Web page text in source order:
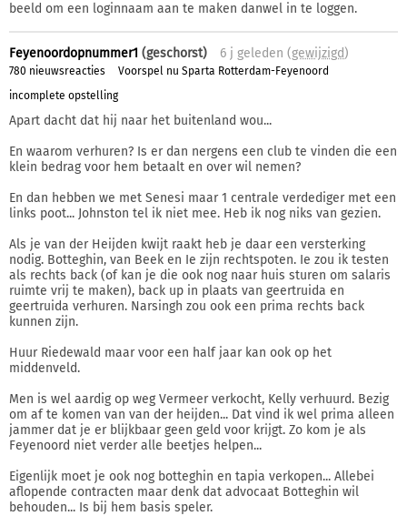
beeld om een loginnaam aan te maken danwel in te loggen.
Feyenoordopnummer1 (geschorst) 6 j geleden (gewijzigd)
780 nieuwsreacties
Voorspel nu Sparta Rotterdam-Feyenoord
incomplete opstelling
Apart dacht dat hij naar het buitenland wou...
En waarom verhuren? Is er dan nergens een club te vinden die een
klein bedrag voor hem betaalt en over wil nemen?
En dan hebben we met Senesi maar 1 centrale verdediger met een
links poot... Johnston tel ik niet mee. Heb ik nog niks van gezien.
Als je van der Heijden kwijt raakt heb je daar een versterking
nodig. Botteghin, van Beek en Ie zijn rechtspoten. Ie zou ik testen
als rechts back (of kan je die ook nog naar huis sturen om salaris
ruimte vrij te maken), back up in plaats van geertruida en
geertruida verhuren. Narsingh zou ook een prima rechts back
kunnen zijn.
Huur Riedewald maar voor een half jaar kan ook op het
middenveld.
Men is wel aardig op weg Vermeer verkocht, Kelly verhuurd. Bezig
om af te komen van van der heijden... Dat vind ik wel prima alleen
jammer dat je er blijkbaar geen geld voor krijgt. Zo kom je als
Feyenoord niet verder alle beetjes helpen...
Eigenlijk moet je ook nog botteghin en tapia verkopen... Allebei
aflopende contracten maar denk dat advocaat Botteghin wil
behouden... Is bij hem basis speler.